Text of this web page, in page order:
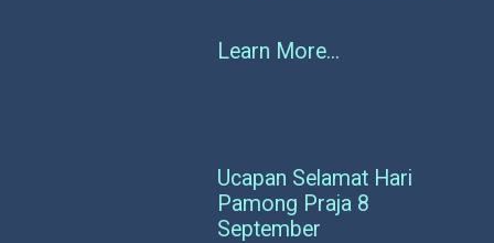
Learn More...
Ucapan Selamat Hari
Pamong Praja 8
September